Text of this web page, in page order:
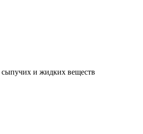
и жидких веществ